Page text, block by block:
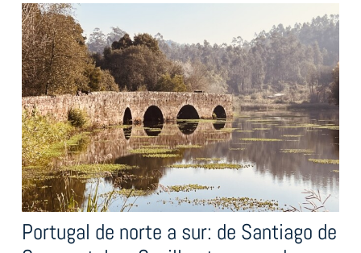
Portugal de norte a sur: de Santiago de